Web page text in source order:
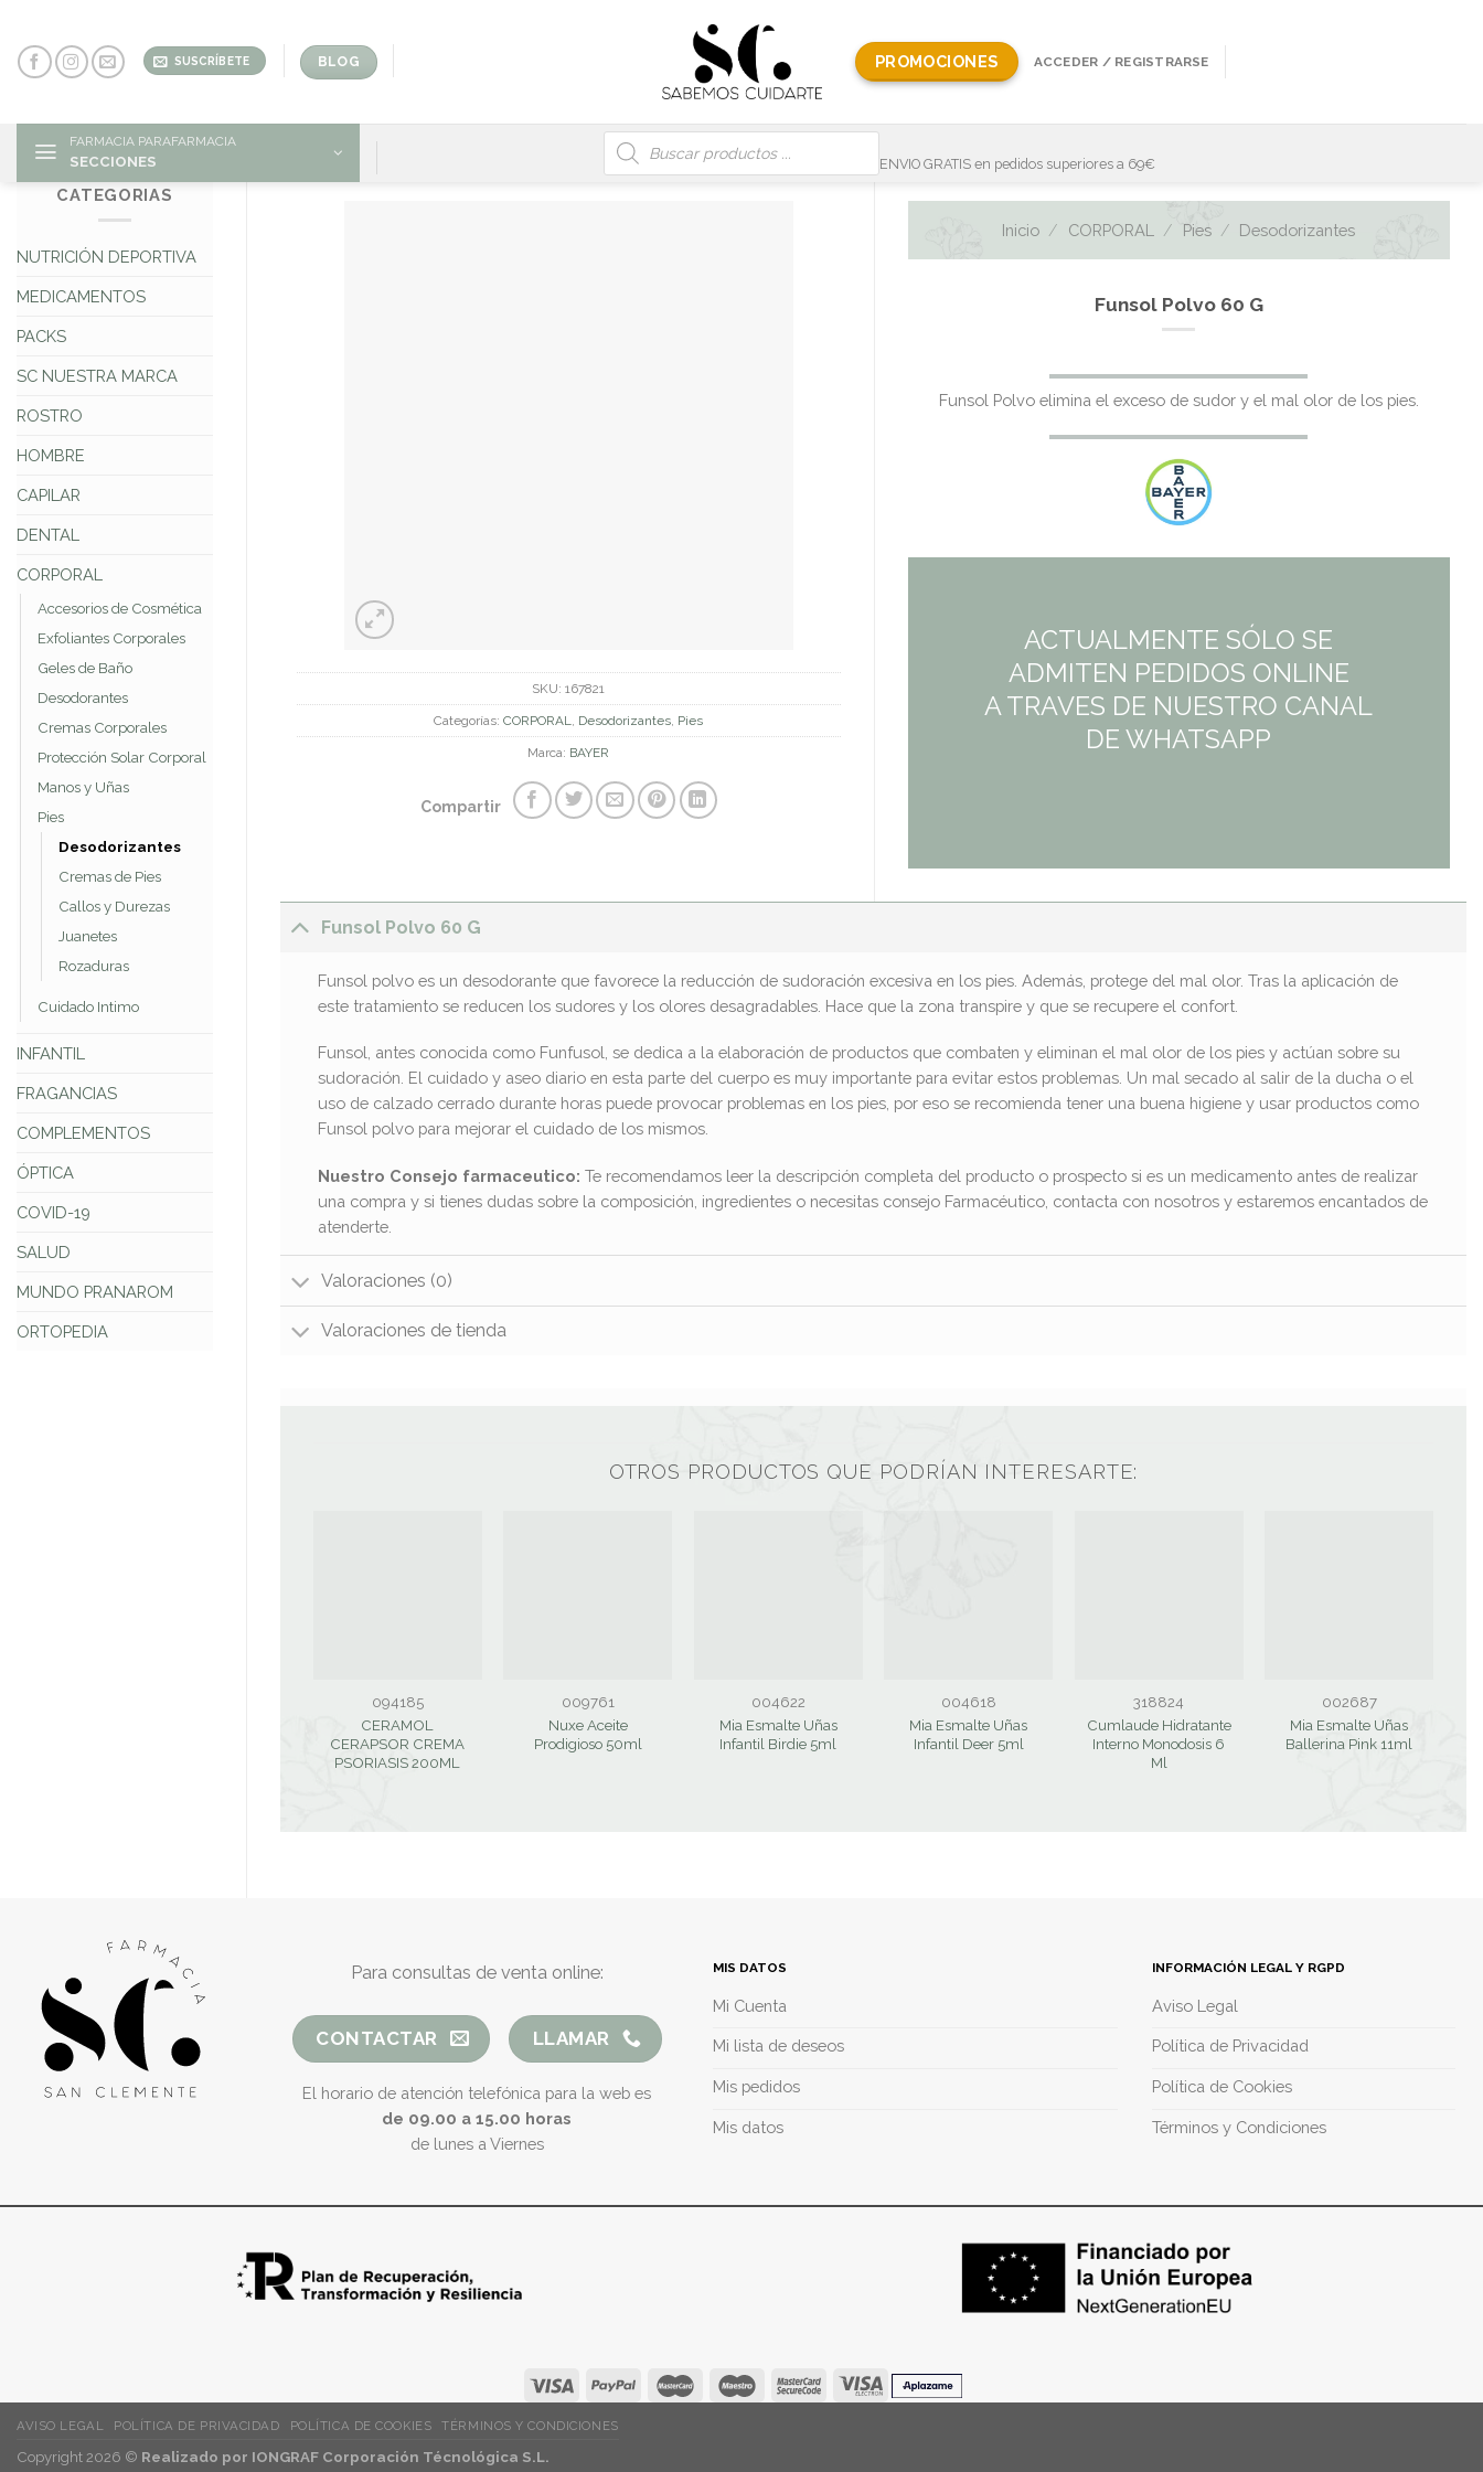
content
SUSCRÍBETE BLOG PROMOCIONES ACCEDER / REGISTRARSE
FARMACIA PARAFARMACIA
SECCIONES
Búsqueda
de
productos
ENVIO GRATIS en pedidos superiores a 69€
CATEGORIAS
NUTRICIÓN DEPORTIVA
MEDICAMENTOS
PACKS
SC NUESTRA MARCA
ROSTRO
HOMBRE
CAPILAR
DENTAL
CORPORAL
Accesorios de Cosmética
Exfoliantes Corporales
Geles de Baño
Desodorantes
Cremas Corporales
Protección Solar Corporal
Manos y Uñas
Pies
Desodorizantes
Cremas de Pies
Callos y Durezas
Juanetes
Rozaduras
Cuidado Intimo
INFANTIL
FRAGANCIAS
COMPLEMENTOS
ÓPTICA
COVID-19
SALUD
MUNDO PRANAROM
ORTOPEDIA
SKU:167821
Categorías:CORPORAL, Desodorizantes, Pies
Marca: BAYER
Compartir
Inicio / CORPORAL / Pies / Desodorizantes
Funsol Polvo 60 G
Funsol Polvo elimina el exceso de sudor y el mal olor de los pies.
ACTUALMENTE SÓLO SE
ADMITEN PEDIDOS ONLINE
A TRAVES DE NUESTRO CANAL
DE WHATSAPP
Funsol Polvo 60 G
Funsol polvo es un desodorante que favorece la reducción de sudoración excesiva en los pies. Además, protege del mal olor. Tras la aplicación de
este tratamiento se reducen los sudores y los olores desagradables. Hace que la zona transpire y que se recupere el confort.
Funsol, antes conocida como Funfusol, se dedica a la elaboración de productos que combaten y eliminan el mal olor de los pies y actúan sobre su
sudoración. El cuidado y aseo diario en esta parte del cuerpo es muy importante para evitar estos problemas. Un mal secado al salir de la ducha o el
uso de calzado cerrado durante horas puede provocar problemas en los pies, por eso se recomienda tener una buena higiene y usar productos como
Funsol polvo para mejorar el cuidado de los mismos.
Nuestro Consejo farmaceutico: Te recomendamos leer la descripción completa del producto o prospecto si es un medicamento antes de realizar
una compra y si tienes dudas sobre la composición, ingredientes o necesitas consejo Farmacéutico, contacta con nosotros y estaremos encantados de
atenderte.
Valoraciones (0)
Valoraciones de tienda
OTROS PRODUCTOS QUE PODRÍAN INTERESARTE:
094185
CERAMOL
CERAPSOR CREMA
PSORIASIS 200ML
009761
Nuxe Aceite
Prodigioso 50ml
004622
Mia Esmalte Uñas
Infantil Birdie 5ml
004618
Mia Esmalte Uñas
Infantil Deer 5ml
318824
Cumlaude Hidratante
Interno Monodosis 6
Ml
002687
Mia Esmalte Uñas
Ballerina Pink 11ml
Para consultas de venta online:
CONTACTAR LLAMAR
El horario de atención telefónica para la web es
de 09.00 a 15.00 horas
de lunes a Viernes
MIS DATOS
Mi Cuenta
Mi lista de deseos
Mis pedidos
Mis datos
INFORMACIÓN LEGAL Y RGPD
Aviso Legal
Política de Privacidad
Política de Cookies
Términos y Condiciones
AVISO LEGAL POLÍTICA DE PRIVACIDAD POLÍTICA DE COOKIES TÉRMINOS Y CONDICIONES
Copyright 2026 © Realizado por IONGRAF Corporación Técnológica S.L.